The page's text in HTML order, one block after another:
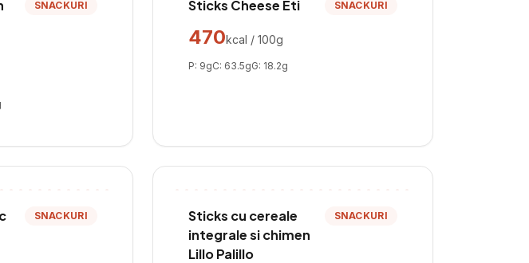
SNACKURI Sticks Cheese Eti SNACKURI
470kcal / 100g
P: 9gC: 63.5gG: 18.2g
SNACKURI
Sticks cu cereale
integrale si chimen
Lillo Palillo
SNACKURI